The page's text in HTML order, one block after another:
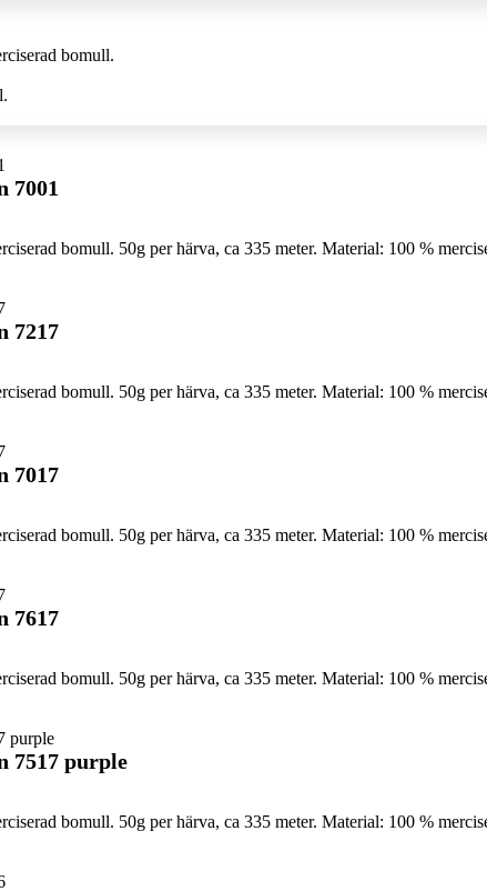
bomull.
7001
bomull. 50g per härva, ca 335 meter. Material: 100 %
7217
bomull. 50g per härva, ca 335 meter. Material: 100 %
7017
bomull. 50g per härva, ca 335 meter. Material: 100 %
7617
bomull. 50g per härva, ca 335 meter. Material: 100 %
7517 purple
bomull. 50g per härva, ca 335 meter. Material: 100 %